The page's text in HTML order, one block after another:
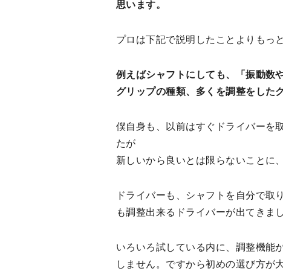
思います。
プロは下記で説明したことよりもっ
例えばシャフトにしても、「振動数
グリップの種類、多くを調整をした
僕自身も、以前はすぐドライバーを
たが
新しいから良いとは限らないことに
ドライバーも、シャフトを自分で取
も調整出来るドライバーが出てきまし
いろいろ試している内に、調整機能
しません。ですから初めの選び方が